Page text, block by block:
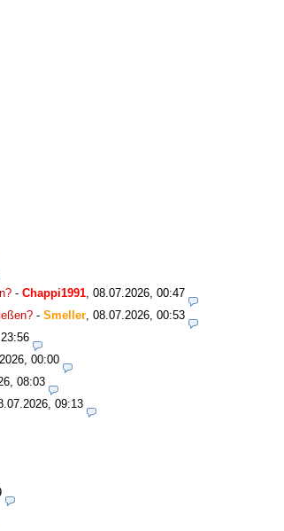
- Chappi1991 08.07.2026, 00:47
- Smeller 08.07.2026, 00:53
00:00
08:03
09:13